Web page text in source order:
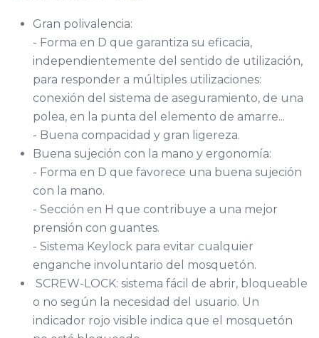
Gran polivalencia:
- Forma en D que garantiza su eficacia,
independientemente del sentido de utilización,
para responder a múltiples utilizaciones:
conexión del sistema de aseguramiento, de una
polea, en la punta del elemento de amarre...
- Buena compacidad y gran ligereza.
Buena sujeción con la mano y ergonomía:
- Forma en D que favorece una buena sujeción
con la mano.
- Sección en H que contribuye a una mejor
prensión con guantes.
- Sistema Keylock para evitar cualquier
enganche involuntario del mosquetón.
SCREW-LOCK: sistema fácil de abrir, bloqueable
o no según la necesidad del usuario. Un
indicador rojo visible indica que el mosquetón